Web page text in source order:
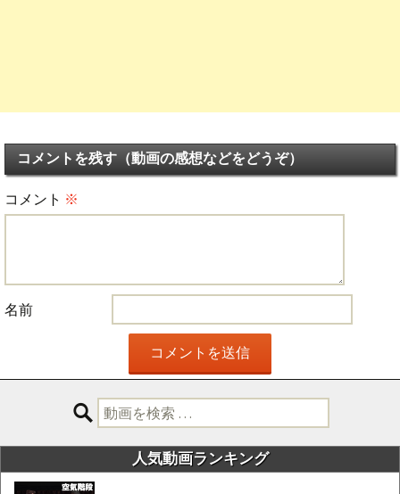
コメントを残す（動画の感想などをどうぞ）
コメント ※
名前
検
索:
人気動画ランキング